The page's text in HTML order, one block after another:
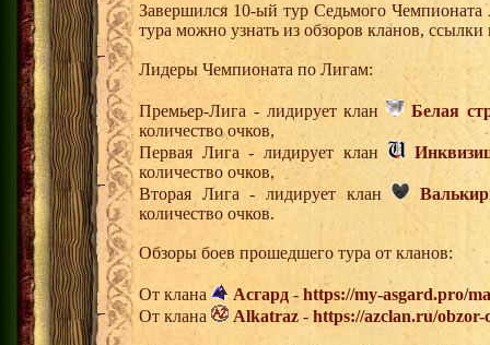
Завершился 10-ый тур Седьмого
тура можно узнать из обзоров кланов,
Лидеры Чемпионата по Лигам:
Премьер-Лига - лидирует клан
Белая
количество очков,
Первая Лига - лидирует клан
количество очков,
Вторая Лига - лидирует клан
количество очков.
Обзоры боев прошедшего тура от кланов:
От клана Асгард - https://my-asgard.pro/
От клана
Alkatraz - https://azclan.ru/obzor-